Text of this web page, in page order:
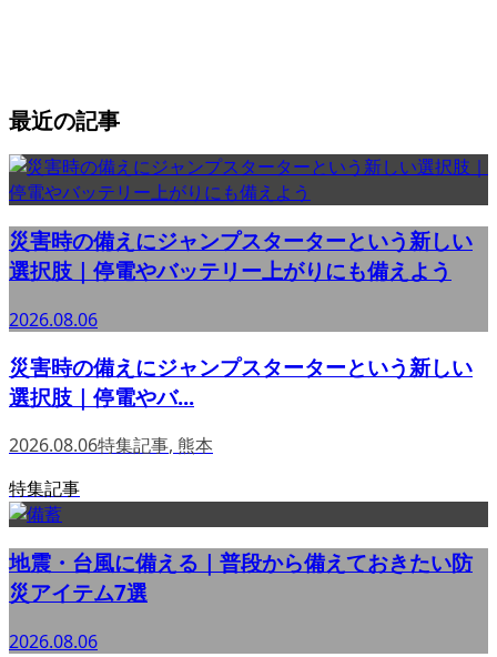
最近の記事
災害時の備えにジャンプスターターという新しい
選択肢｜停電やバッテリー上がりにも備えよう
2026.08.06
災害時の備えにジャンプスターターという新しい
選択肢｜停電やバ...
2026.08.06特集記事, 熊本
特集記事
地震・台風に備える｜普段から備えておきたい防
災アイテム7選
2026.08.06